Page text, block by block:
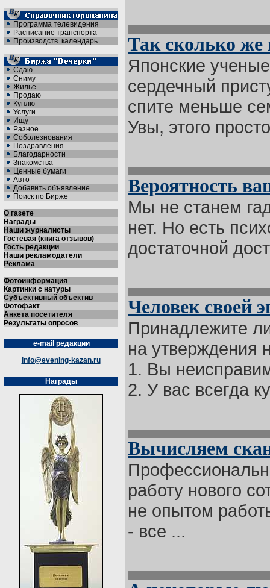
Программа телевидения
Расписание транспорта
Производств. календарь
Сдаю
Сниму
Жилье
Продаю
Куплю
Услуги
Ищу
Разное
Соболезнования
Поздравления
Благодарности
Знакомства
Ценные бумаги
Авто
Добавить объявление
Поиск по Бирже
О газете
Награды
Наши журналисты
Гостевая (книга отзывов)
Гость редакции
Наши рекламодатели
Реклама
Фотоинформация
Картинки с натуры
Субъективный объектив
Фотофакт
Анкета посетителя
Результаты опросов
e-mail редакции
info@evening-kazan.ru
Награды
Так сколько же
Японские
сердечный
спите меньше
Увы, этого
Вероятность
Мы не станем
нет. Но есть
достаточной
Человек своей
Принадлежите
на утверждения
1. Вы
2. У вас всегда
Вычисляем
работу нового
не опытом
- все ...